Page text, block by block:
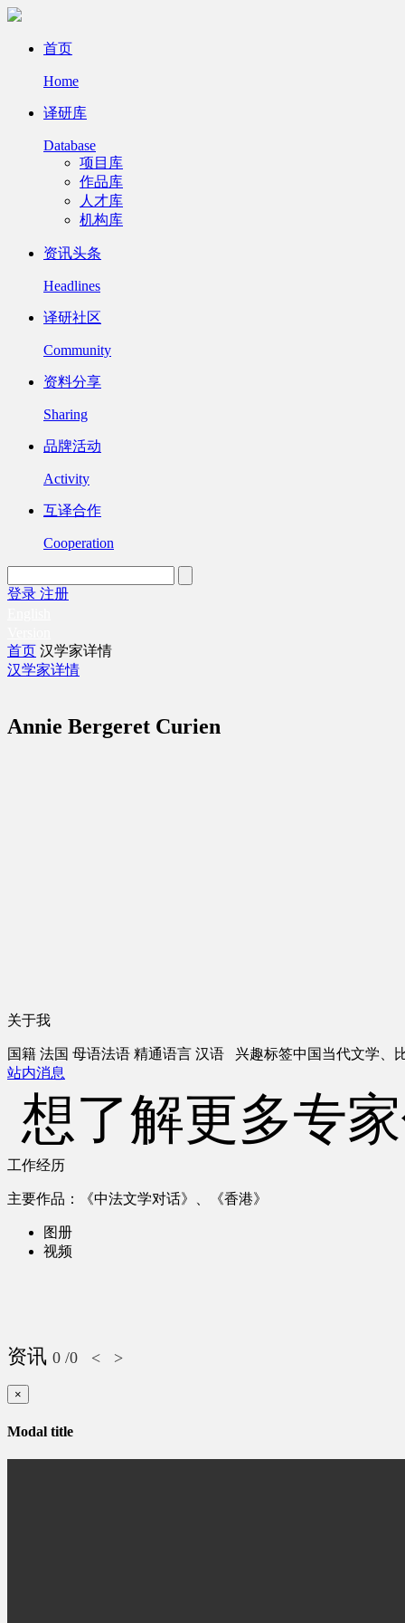
首页
Home
译研库
Database
项目库
作品库
人才库
机构库
资讯头条
Headlines
译研社区
Community
资料分享
Sharing
品牌活动
Activity
互译合作
Cooperation
登录 注册
首页 汉学家详情
汉学家详情
Annie Bergeret Curien
关于我
国籍 法国 母语法语 精通语言 汉语 兴趣标签中国当代文学、
站内消息
想了解更多专
工作经历
主要作品：《中法文学对话》、《香港》
图册
视频
资讯 0 /0 < >
×
Modal title